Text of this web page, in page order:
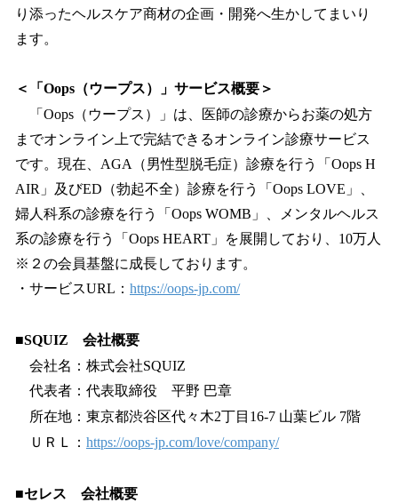
り添ったヘルスケア商材の企画・開発へ生かしてまいり
ます。
＜「Oops（ウープス）」サービス概要＞
「Oops（ウープス）」は、医師の診療からお薬の処方
までオンライン上で完結できるオンライン診療サービス
です。現在、AGA（男性型脱毛症）診療を行う「Oops H
AIR」及びED（勃起不全）診療を行う「Oops LOVE」、
婦人科系の診療を行う「Oops WOMB」、メンタルヘルス
系の診療を行う「Oops HEART」を展開しており、10万人
※２の会員基盤に成長しております。
・サービスURL： https://oops-jp.com/
■SQUIZ 会社概要
会社名：株式会社SQUIZ
代表者：代表取締役 平野 巴章
所在地：東京都渋谷区代々木2丁目16-7 山葉ビル 7階
ＵＲＬ： https://oops-jp.com/love/company/
■セレス 会社概要